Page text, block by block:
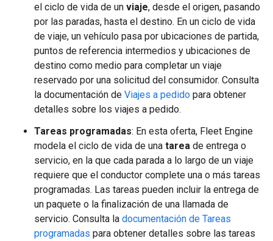
el ciclo de vida de un viaje, desde el origen, pasando
por las paradas, hasta el destino. En un ciclo de vida
de viaje, un vehículo pasa por ubicaciones de partida,
puntos de referencia intermedios y ubicaciones de
destino como medio para completar un viaje
reservado por una solicitud del consumidor. Consulta
la documentación de Viajes a pedido para obtener
detalles sobre los viajes a pedido.
Tareas programadas: En esta oferta, Fleet Engine
modela el ciclo de vida de una tarea de entrega o
servicio, en la que cada parada a lo largo de un viaje
requiere que el conductor complete una o más tareas
programadas. Las tareas pueden incluir la entrega de
un paquete o la finalización de una llamada de
servicio. Consulta la documentación de Tareas
programadas para obtener detalles sobre las tareas